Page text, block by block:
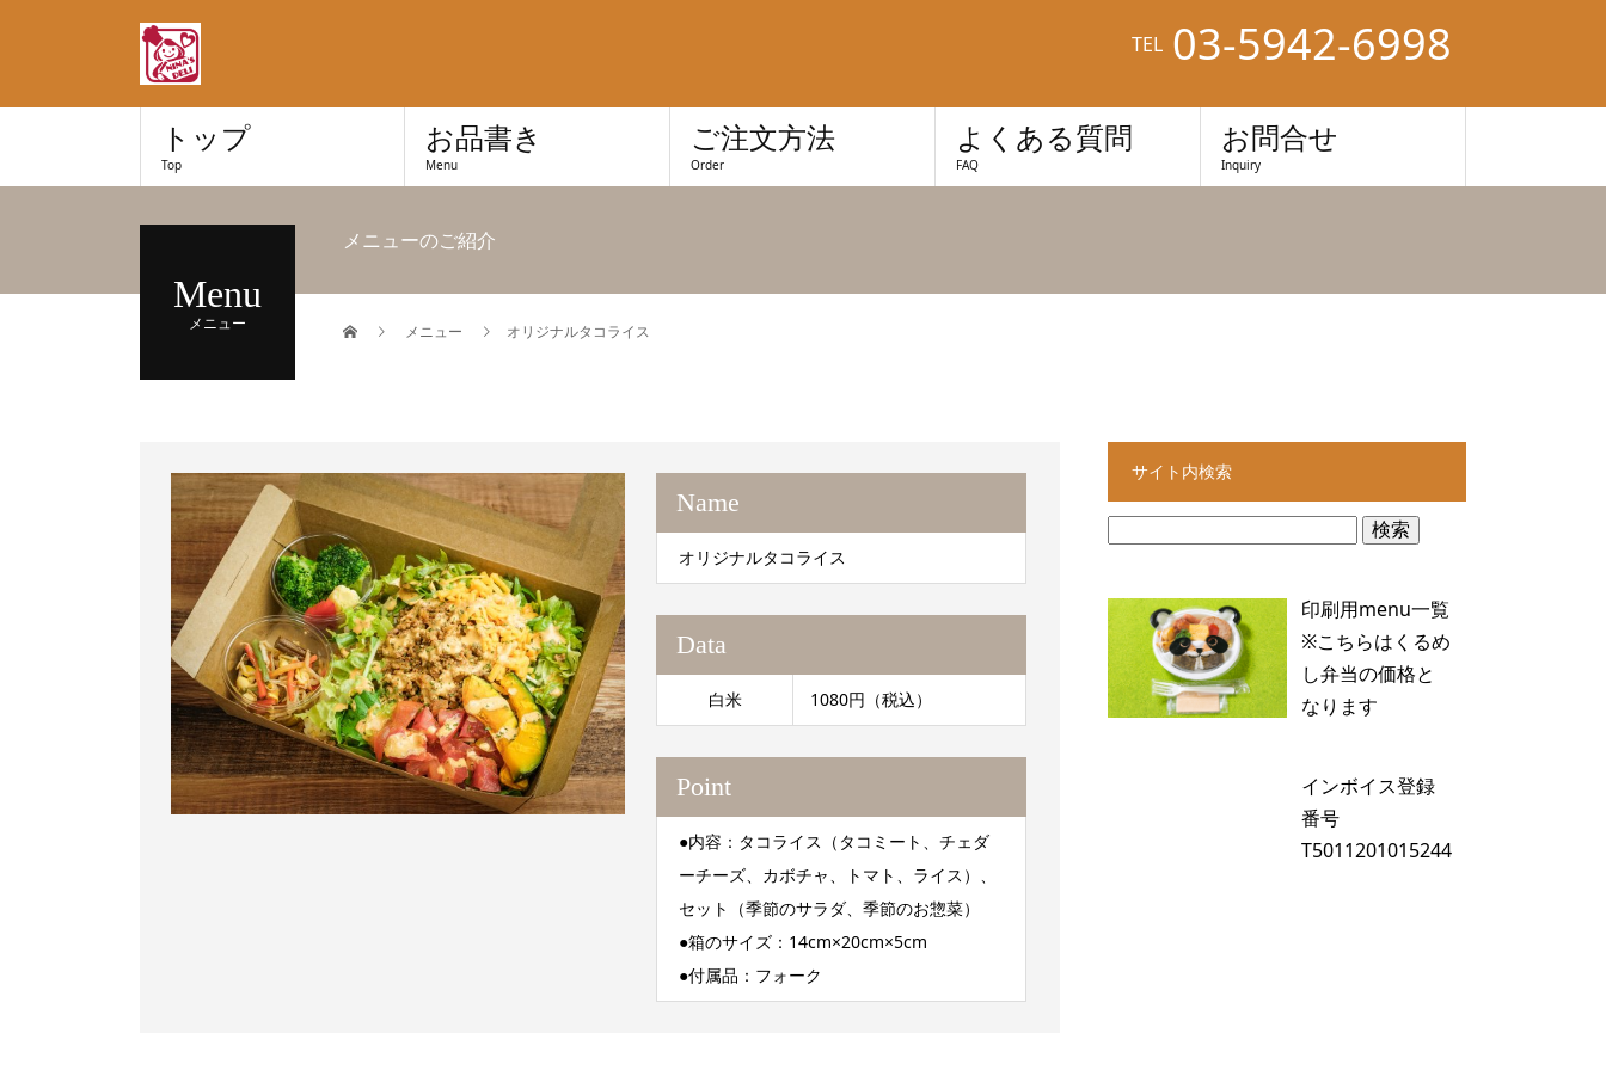
TEL 03-5942-6998
トップ
Top
お品書き
Menu
ご注文方法
Order
よくある質問
FAQ
お問合せ
Inquiry
Menu
メニュー
メニューのご紹介
メニュー オリジナルタコライス
Name
オリジナルタコライス
Data
白米 1080円（税込）
Point
●内容：タコライス（タコミート、チェダ
ーチーズ、カボチャ、トマト、ライス）、
セット（季節のサラダ、季節のお惣菜）
●箱のサイズ：14cm×20cm×5cm
●付属品：フォーク
サイト内検索
印刷用menu一覧
※こちらはくるめ
し弁当の価格と
なります
インボイス登録
番号
T5011201015244